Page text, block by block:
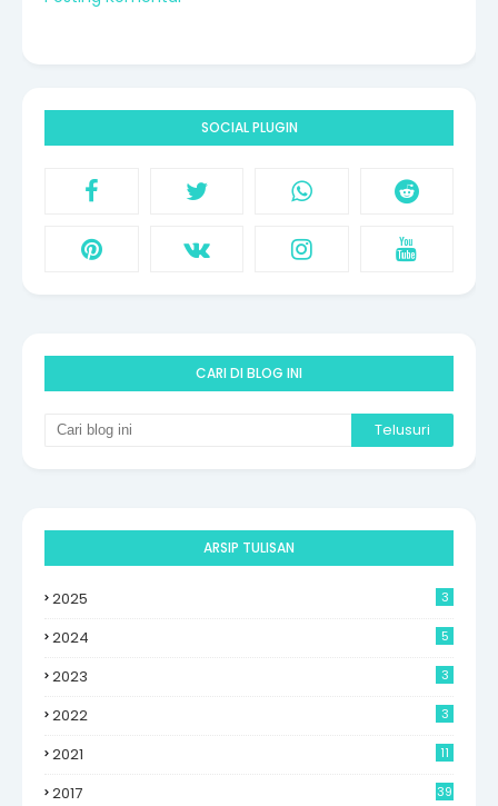
SOCIAL PLUGIN
CARI DI BLOG INI
ARSIP TULISAN
2025 3
2024 5
2023 3
2022 3
2021 11
2017 39